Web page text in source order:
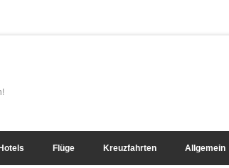
Hotels Flüge Kreuzfahrten Allgemein